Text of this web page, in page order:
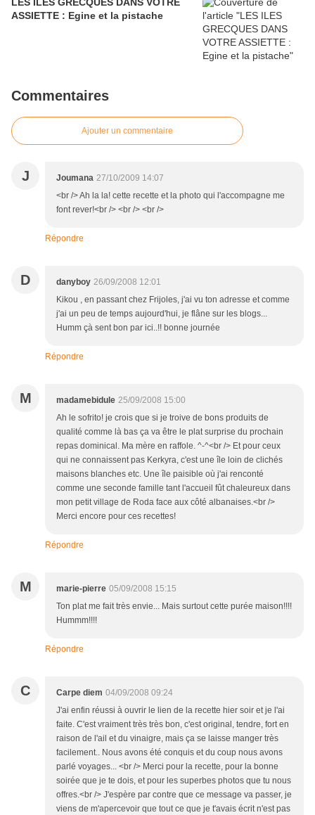
ASSIETTE : Egine et la pistache
Commentaires
Ajouter un commentaire
J Joumana 27/10/2009 14:07
<br /> Ah la la! cette recette et la photo qui l'accompagne me
font rever!<br /> <br /> <br />
Répondre
D danyboy 26/09/2008 12:01
Kikou , en passant chez Frijoles, j'ai vu ton adresse et comme
j'ai un peu de temps aujourd'hui, je flâne sur les blogs...
Humm çà sent bon par ici..!! bonne journée
Répondre
M madamebidule 25/09/2008 15:00
Ah le sofrito! je crois que si je troive de bons produits de
qualité comme là bas ça va être le plat surprise du prochain
repas dominical. Ma mère en raffole. ^-^<br /> Et pour ceux
qui ne connaissent pas Kerkyra, c'est une île loin de clichés
maisons blanches etc. Une île paisible où j'ai renconté
comme une seconde famille tant l'accueil fût chaleureux dans
mon petit village de Roda face aux côté albanaises.<br />
Merci encore pour ces recettes!
Répondre
M marie-pierre 05/09/2008 15:15
Ton plat me fait très envie... Mais surtout cette purée maison!!!!
Hummm!!!!
Répondre
C Carpe diem 04/09/2008 09:24
J'ai enfin réussi à ouvrir le lien de la recette hier soir et je l'ai
faite. C'est vraiment très très bon, c'est original, tendre, fort en
raison de l'ail et du vinaigre, mais ça se laisse manger très
facilement.. Nous avons été conquis et du coup nous avons
parlé voyages... <br /> Merci pour la recette, pour la bonne
soirée que je te dois, et pour les superbes photos que tu nous
offres.<br /> J'espère par contre que ce message va passer, je
viens de m'apercevoir que tout ce que je t'avais écrit n'est pas